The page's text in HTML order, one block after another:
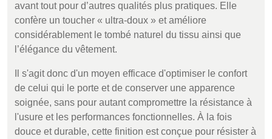
avant tout pour d’autres qualités plus pratiques. Elle
confère un toucher « ultra-doux » et améliore
considérablement le tombé naturel du tissu ainsi que
l’élégance du vêtement.
Il s'agit donc d'un moyen efficace d'optimiser le confort
de celui qui le porte et de conserver une apparence
soignée, sans pour autant compromettre la résistance à
l'usure et les performances fonctionnelles. À la fois
douce et durable, cette finition est conçue pour résister à